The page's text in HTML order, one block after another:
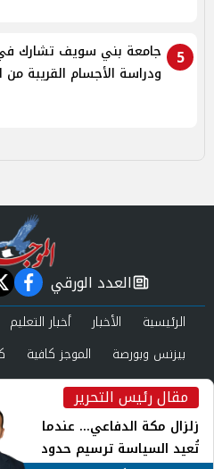
5
جامعة بني سويف تشارك
ودراسة الأجسام القريبة من
مقال رئيس التحرير
زلزال مكة الدفاعي... عندما
تُعيد السياسة ترسيم حدود
newspaper
العدد الورقي
الرئيسية الأخبار أخبار التعليم
بيزنس وبورصة
الموجز كافية
صحة وجمال
عرب وعالم
العدد الورقي
من نحن
سياسة